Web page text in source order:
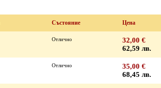
Състояние Цена
Отлично
32,00 €
62,59 лв.
Отлично
35,00 €
68,45 лв.